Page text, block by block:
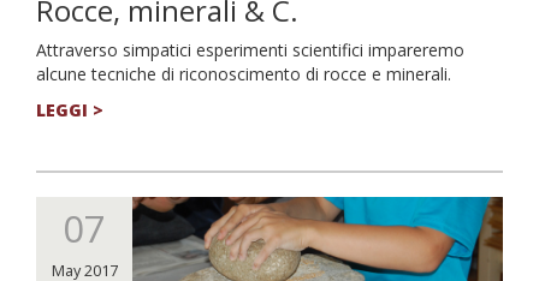
Rocce, minerali & C.
Attraverso simpatici esperimenti scientifici impareremo
alcune tecniche di riconoscimento di rocce e minerali.
LEGGI >
07
May 2017